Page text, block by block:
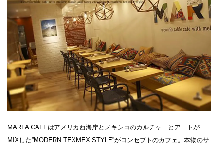
MARFA CAFEはアメリカ西海岸とメキシコのカルチャーとアートが
MIXした”MODERN TEXMEX STYLE”がコンセプトのカフェ。本物のサ